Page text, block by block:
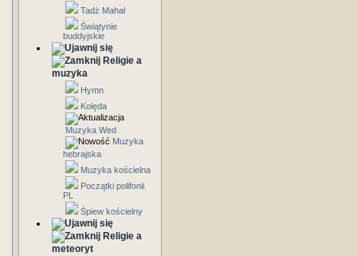
Tadż Mahal
Świątynie
buddyjskie
Religie a
muzyka
Hymn
Kolęda
Muzyka Wed
Muzyka
hebrajska
Muzyka kościelna
Początki polifonii
PL
Śpiew kościelny
Religie a
meteoryt